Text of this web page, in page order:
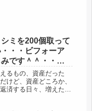
ミを200個取って
・・ビフォーア
です＾＾・・・
、チューリップ
るもの、資産だった
けど、資産どころか、
済する日々、増えたの